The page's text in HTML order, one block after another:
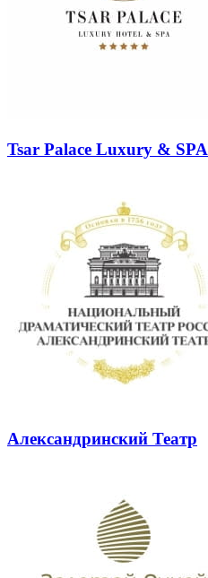
Tsar Palace Luxury & SPA
Александринский Театр